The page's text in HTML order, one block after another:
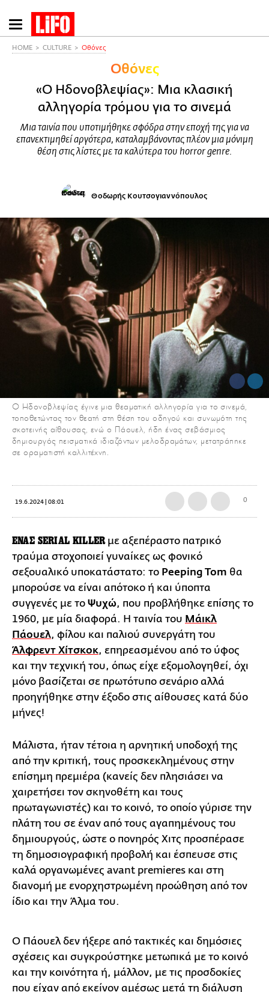
Παράκαμψη
προς
HOME CULTURE Οθόνες
Οθόνες
«Ο Ηδονοβλεψίας»: Μια κλασική
αλληγορία τρόμου για το σινεμά
Μια ταινία που υποτιμήθηκε σφόδρα στην εποχή της για να
επανεκτιμηθεί αργότερα, καταλαμβάνοντας πλέον μια μόνιμη
θέση στις λίστες με τα καλύτερα του horror genre.
Θοδωρής Κουτσογιαννόπουλος
Ο Ηδονοβλεψίας έγινε μια θεαματική αλληγορία για το σινεμά,
τοποθετώντας τον θεατή στη θέση του οδηγού και συνωμότη της
σκοτεινής αίθουσας, ενώ ο Πάουελ, ήδη ένας σεβάσμιος
δημιουργός πεισματικά ιδιαζόντων μελοδραμάτων, μετατράπηκε
σε οραματιστή καλλιτέχνη.
19.6.2024 | 08:01 0
ΕΝΑΣ SERIAL KILLERμε αξεπέραστο πατρικό
τραύμα στοχοποιεί γυναίκες ως φονικό
σεξουαλικό υποκατάστατο: το Peeping Tom θα
μπορούσε να είναι απότοκο ή και ύποπτα
συγγενές με το Ψυχώ, που προβλήθηκε επίσης το
1960, με μία διαφορά. Η ταινία του Μάικλ
Πάουελ, φίλου και παλιού συνεργάτη του
Άλφρεντ Χίτσκοκ, επηρεασμένου από το ύφος
και την τεχνική του, όπως είχε εξομολογηθεί, όχι
μόνο βασίζεται σε πρωτότυπο σενάριο αλλά
προηγήθηκε στην έξοδο στις αίθουσες κατά δύο
μήνες!
Μάλιστα, ήταν τέτοια η αρνητική υποδοχή της
από την κριτική, τους προσκεκλημένους στην
επίσημη πρεμιέρα (κανείς δεν πλησιάσει να
χαιρετήσει τον σκηνοθέτη και τους
πρωταγωνιστές) και το κοινό, το οποίο γύρισε την
πλάτη του σε έναν από τους αγαπημένους του
δημιουργούς, ώστε ο πονηρός Χιτς προσπέρασε
τη δημοσιογραφική προβολή και έσπευσε στις
καλά οργανωμένες avant premieres και στη
διανομή με ενορχηστρωμένη προώθηση από τον
ίδιο και την Άλμα του.
Ο Πάουελ δεν ήξερε από τακτικές και δημόσιες
σχέσεις και συγκρούστηκε μετωπικά με το κοινό
και την κοινότητα ή, μάλλον, με τις προσδοκίες
που είχαν από εκείνον αμέσως μετά τη διάλυση